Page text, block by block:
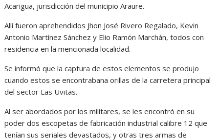
Acarigua, jurisdicción del municipio Araure.
Allí fueron aprehendidos Jhon José Rivero Regalado, Kevin
Antonio Martínez Sánchez y Elio Ramón Marchán, todos con
residencia en la mencionada localidad.
Se informó que la captura de estos elementos se produjo
cuando estos se encontrabana orillas de la carretera principal
del sector Las Uvitas.
Al ser abordados por los militares, se les encontró en su
poder dos escopetas de fabricación industrial calibre 12 que
tenían sus seriales devastados, y otras tres armas de